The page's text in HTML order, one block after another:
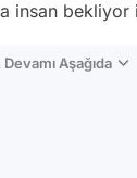
insan bekliyor
Aşağıda